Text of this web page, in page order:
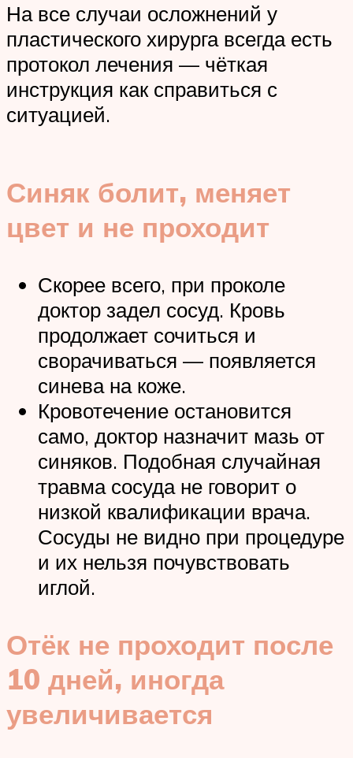
На все случаи осложнений у
пластического хирурга всегда есть
протокол лечения — чёткая
инструкция как справиться с
ситуацией.
Синяк болит, меняет
цвет и не проходит
Скорее всего, при проколе
доктор задел сосуд. Кровь
продолжает сочиться и
сворачиваться — появляется
синева на коже.
Кровотечение остановится
само, доктор назначит мазь от
синяков. Подобная случайная
травма сосуда не говорит о
низкой квалификации врача.
Сосуды не видно при процедуре
и их нельзя почувствовать
иглой.
Отёк не проходит после
10 дней, иногда
увеличивается